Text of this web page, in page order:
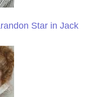
Star in Jack